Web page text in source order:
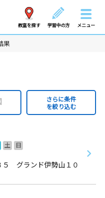
教室を探す 学習中の方 メニュー
果
さらに条件
を絞り込む
土
日
５ グランド伊勢山１０